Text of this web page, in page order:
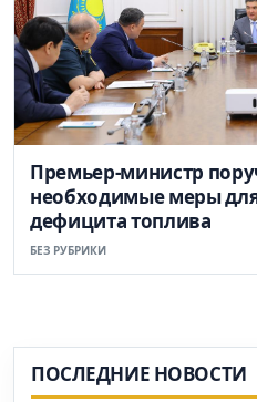
Премьер-министр
необходимые меры
дефицита топлива
БЕЗ РУБРИКИ
ПОСЛЕДНИЕ НОВОСТИ